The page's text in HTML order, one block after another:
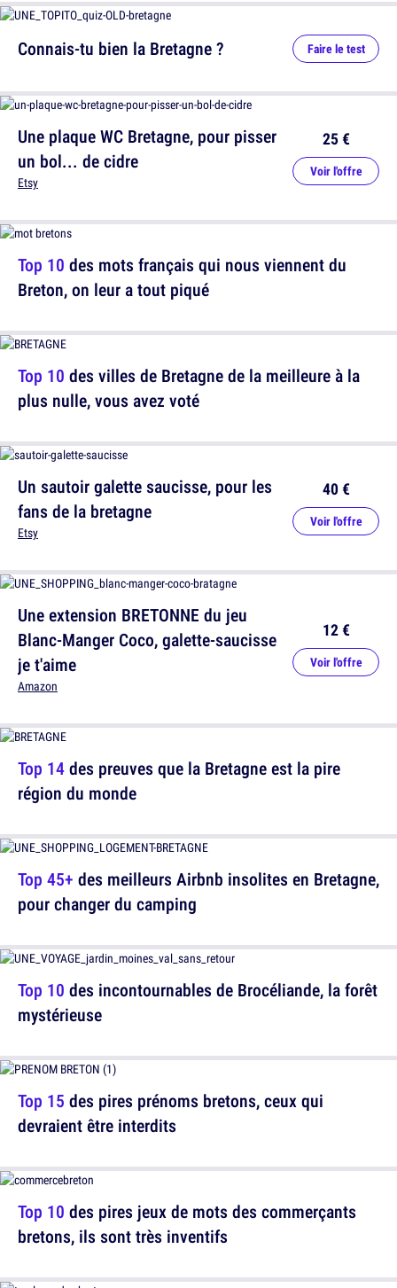
Top 10 des mots français qui nous viennent du
Breton, on leur a tout piqué
Un sautoir galette saucisse, pour les
fans de la bretagne
Etsy
40 €
Voir l'offre
Top 14des preuves que la Bretagne est la pire
région du monde
Top 10 des incontournables de Brocéliande, la forêt
mystérieuse
Top 10 des pires jeux de mots des commerçants
bretons, ils sont très inventifs
Connais-tu bien la Bretagne ? Faire le test
Une plaque WC Bretagne, pour pisser
un bol... de cidre
Etsy
25 €
Voir l'offre
Top 10 des villes de Bretagne de la meilleure à la
plus nulle, vous avez voté
Une extension BRETONNE du jeu
Blanc-Manger Coco, galette-saucisse
je t'aime
Amazon
12 €
Voir l'offre
Top 45+ des meilleurs Airbnb insolites en Bretagne,
pour changer du camping
Top 15 des pires prénoms bretons, ceux qui
devraient être interdits